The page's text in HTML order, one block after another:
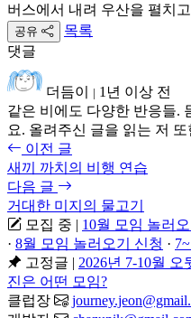
버스에서 내려 우산을 펼치
공유
목록
댓글
더듬이 | 1년 이상 전
같은 비에도 다양한 반응들.
요. 올려주신 글을 읽는 저 또
이전 글
새끼 까치의 비행 연습
다음 글
거대한 미지의 물고기
모집 중 | 10월 모임 놀러
· 8월 모임 놀러오기 신청 ·
고정글 | 2026년 7-10월 오
진은 어떤 모임?
클럽장